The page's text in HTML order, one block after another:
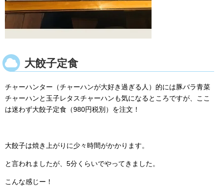
大餃子定食
チャーハンター（チャーハンが大好き過ぎる人）的には豚バラ青菜
チャーハンと玉子レタスチャーハンも気になるところですが、ここ
は迷わず大餃子定食（980円税別）を注文！
大餃子は焼き上がりに少々時間がかかります。
と言われましたが、5分くらいでやってきました。
こんな感じー！